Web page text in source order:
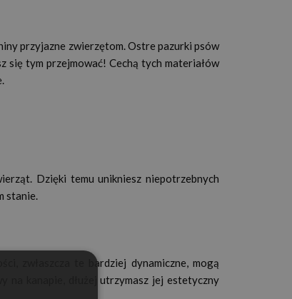
przyjazne zwierzętom. Ostre pazurki psów
się tym przejmować! Cechą tych materiałów
Dzięki temu unikniesz niepotrzebnych
stanie.
zwłaszcza te bardziej dynamiczne, mogą
na kanapie, dłużej utrzymasz jej estetyczny